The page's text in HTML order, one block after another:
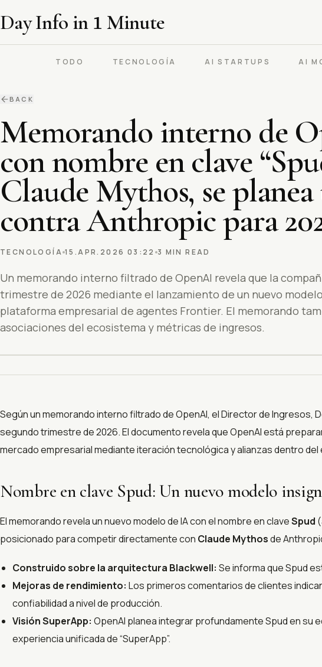
Day Info in 1 Minute
TODO TECNOLOGÍA AI STARTUPS AI
BACK
Memorando interno de
con nombre en clave
Claude Mythos, se
contra Anthropic para
TECNOLOGÍA 15.APR.2026 03:22 3 MIN READ
Un memorando interno filtrado de OpenAI revela que la
trimestre de 2026 mediante el lanzamiento de un nuevo
plataforma empresarial de agentes Frontier. El memorando
asociaciones del ecosistema y métricas de ingresos.
Según un memorando interno filtrado de OpenAI, el Director de Ingresos,
segundo trimestre de 2026. El documento revela que OpenAI está
mercado empresarial mediante iteración tecnológica y alianzas dentro
Nombre en clave Spud: Un nuevo modelo
El memorando revela un nuevo modelo de IA con el nombre en claveSpud
posicionado para competir directamente con Claude Mythosde
Construido sobre la arquitectura Blackwell: Se informa que Spud
Mejoras de rendimiento: Los primeros comentarios de clientes
confiabilidad a nivel de producción.
Visión SuperApp: OpenAI planea integrar profundamente Spud en su
experiencia unificada de “SuperApp”.